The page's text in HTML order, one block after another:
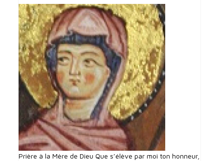
Prière à la Mère de Dieu Que s’élève par moi ton honneur,